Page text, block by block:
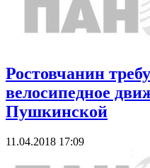
Ростовчанин
велосипедное
Пушкинской
11.04.2018 17:09